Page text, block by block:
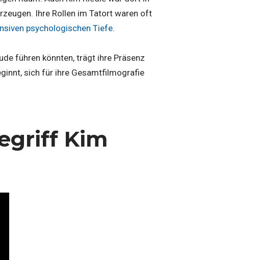
Ihre Rollen im Tatort waren oft
psychologischen Tiefe.
führen könnten, trägt ihre Präsenz
sich für ihre Gesamtfilmografie
Kim